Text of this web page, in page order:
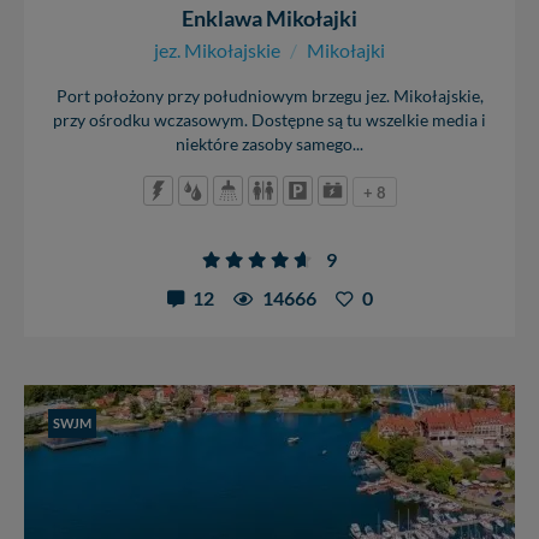
Enklawa Mikołajki
jez. Mikołajskie / Mikołajki
Port położony przy południowym brzegu jez. Mikołajskie,
przy ośrodku wczasowym. Dostępne są tu wszelkie media i
niektóre zasoby samego...
+ 8
9
12
14666 0
SWJM
cookies. Twoja przeglądarka umożliwia Ci skasowanie
tych plików - w pewnych przypadkach nie możemy tego
Dziękujemy, i życzmy miłego odkrywania Mazur na